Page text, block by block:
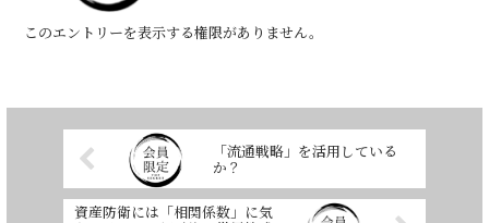
このエントリーを表示する権限がありません。
「流通戦略」を活用している
か？
資産防衛には「相関係数」に気